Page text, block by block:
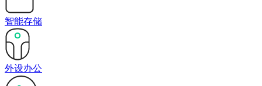
智能存储
外设办公